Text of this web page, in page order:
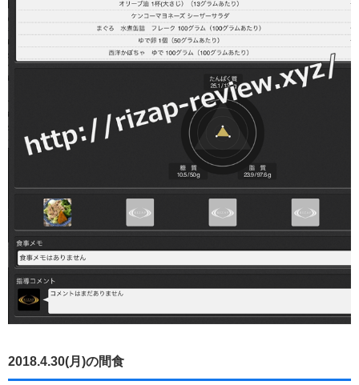
2018.4.30(月)の間食